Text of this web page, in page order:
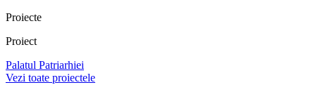
Proiecte
Proiect
Palatul Patriarhiei
Vezi toate proiectele